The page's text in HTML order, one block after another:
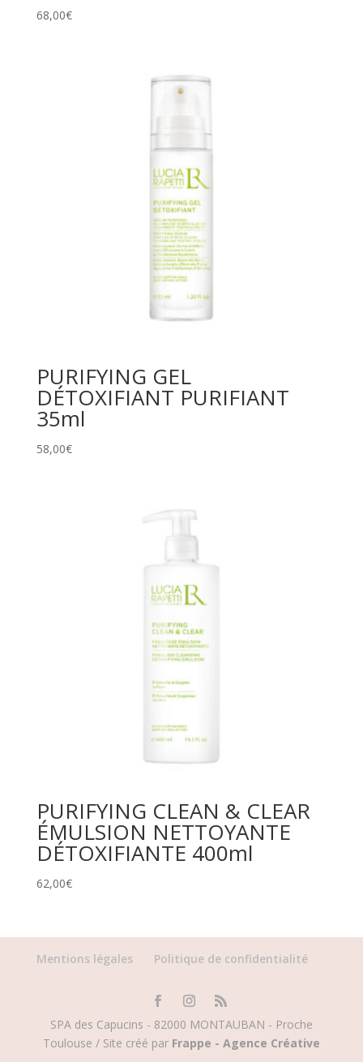
68,00€
PURIFYING GEL
DÉTOXIFIANT PURIFIANT
35ml
58,00€
PURIFYING CLEAN & CLEAR
ÉMULSION NETTOYANTE
DÉTOXIFIANTE 400ml
62,00€
Mentions légales Politique de confidentialité
SPA des Capucins - 82000 MONTAUBAN - Proche
Toulouse / Site créé par Frappe - Agence Créative